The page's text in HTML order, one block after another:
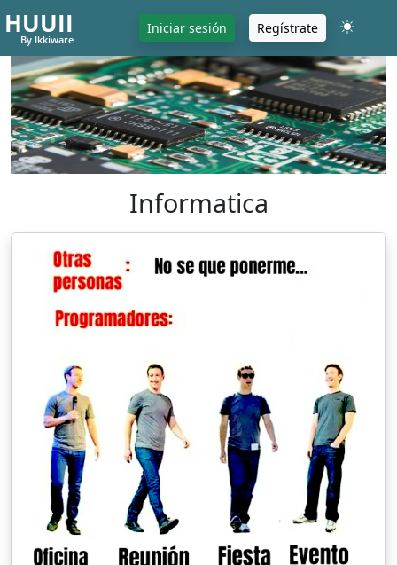
HUUII
By Ikkiware
Iniciar sesión Regístrate
Informatica